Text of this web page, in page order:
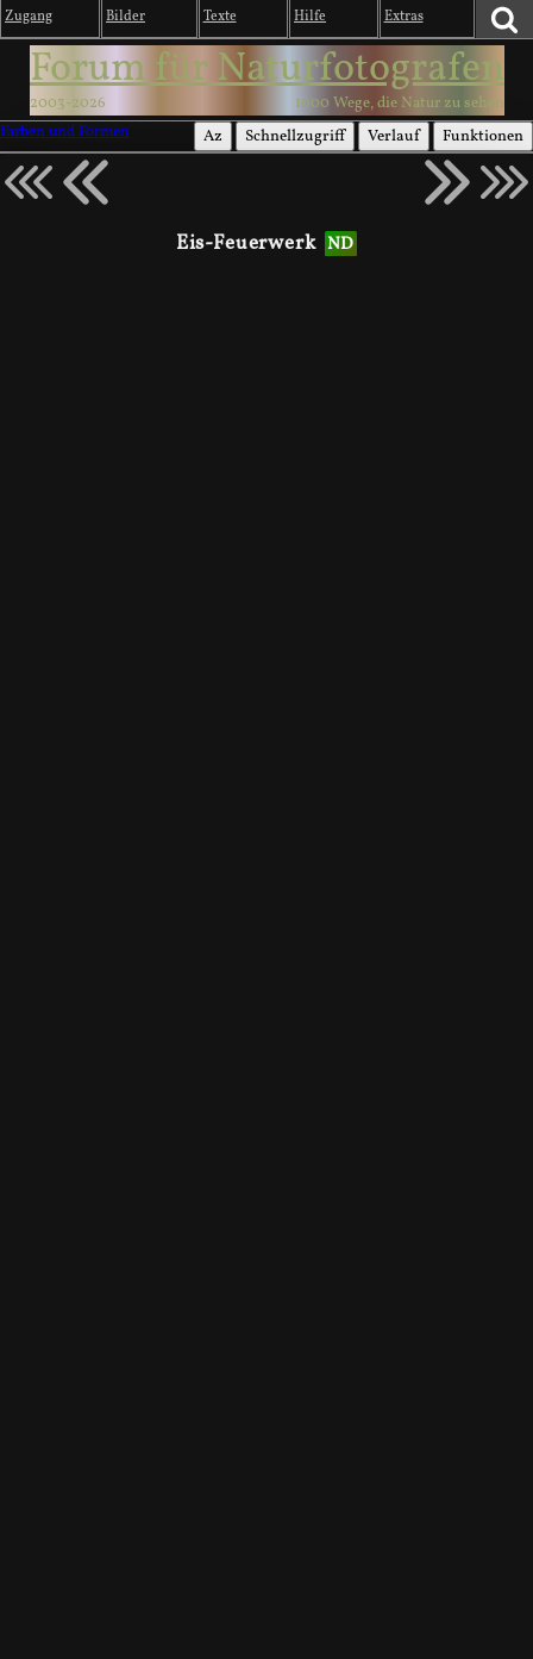
Zugang Bilder Texte Hilfe Extras
Forum für Naturfotografen
2003-2026
1000 Wege, die Natur zu sehen
Farben und Formen
Az Schnellzugriff Verlauf Funktionen
Eis-Feuerwerk